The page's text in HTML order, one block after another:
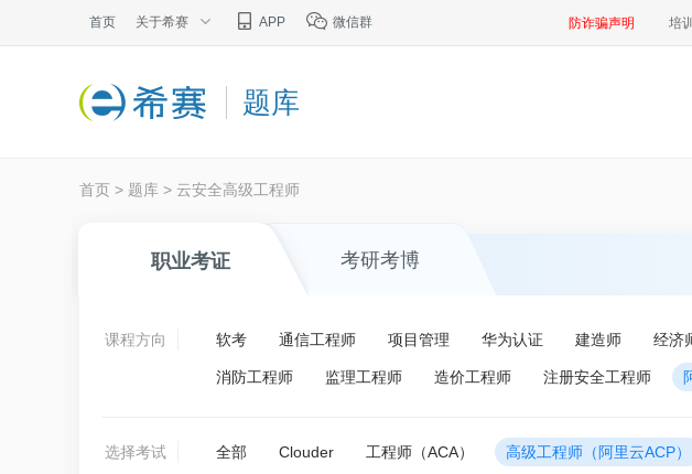
首页 关于希赛 APP 微信群 防诈骗声明 培
题库
首页 > 题库 > 云安全高级工程师
职业考证 考研考博
课程方向 软考 通信工程师 项目管理 华为认证 建造师 经济
消防工程师 监理工程师 造价工程师 注册安全工程师
选择考试 全部 Clouder 工程师（ACA） 高级工程师（阿里云ACP）